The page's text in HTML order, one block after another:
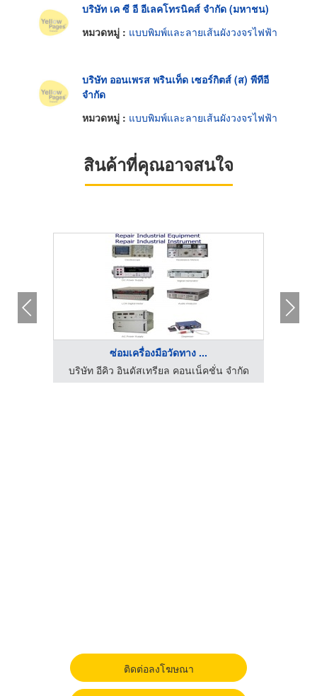
บริษัท เค ซี อี อีเลคโทรนิคส์ จำกัด (มหาชน)
หมวดหมู่ : แบบพิมพ์และลายเส้นผังวงจรไฟฟ้า
บริษัท ออนเพรส พรินเท็ด เซอร์กิตส์ (ส) พีทีอี
จำกัด
หมวดหมู่ : แบบพิมพ์และลายเส้นผังวงจรไฟฟ้า
สินค้าที่คุณอาจสนใจ
ซ่อมเครื่องมือวัดทาง ...
บริษัท อีคิว อินดัสเทรียล คอนเน็คชั่น จำกัด
ติดต่อลงโฆษณา